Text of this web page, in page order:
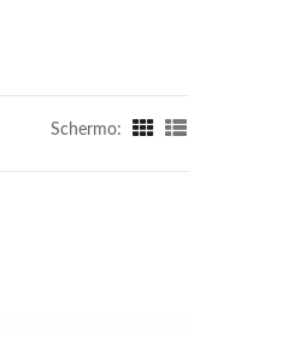
Schermo: